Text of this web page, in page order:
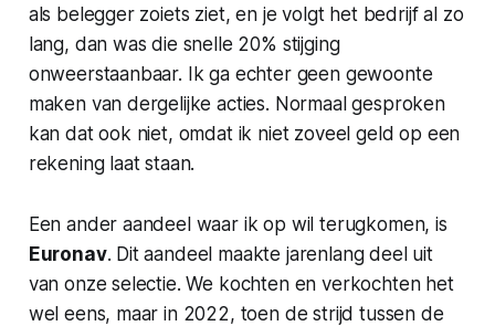
als belegger zoiets ziet, en je volgt het bedrijf al zo
lang, dan was die snelle 20% stijging
onweerstaanbaar. Ik ga echter geen gewoonte
maken van dergelijke acties. Normaal gesproken
kan dat ook niet, omdat ik niet zoveel geld op een
rekening laat staan.
Een ander aandeel waar ik op wil terugkomen, is
Euronav. Dit aandeel maakte jarenlang deel uit
van onze selectie. We kochten en verkochten het
wel eens, maar in 2022, toen de strijd tussen de